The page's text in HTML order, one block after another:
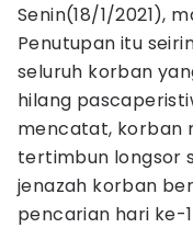
Senin(18/1/2021),
Penutupan itu
seluruh korban
hilang
mencatat, korban
tertimbun longsor
jenazah korban
pencarian hari ke-